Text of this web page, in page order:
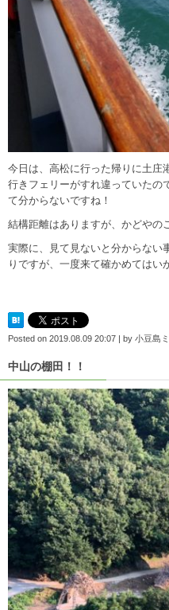
今日は、高松に行った帰りに土庄
行きフェリーがすれ違っていたの
て分からないですね！
結構距離はありますが、かどやの
実際に、見て見ないと分からない
りですが、一度来て確かめてはい
Posted on 2019.08.09 20:07 by 小豆島
中山の棚田！！